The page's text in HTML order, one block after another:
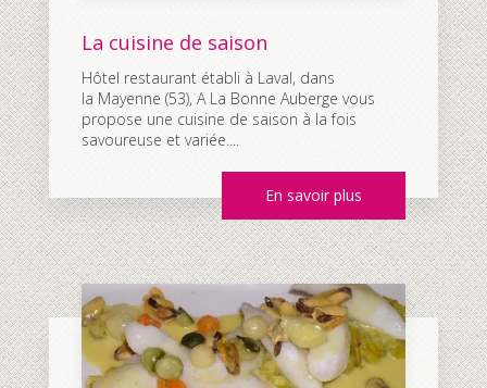
La cuisine de saison
Hôtel restaurant établi à Laval, dans
la Mayenne (53), A La Bonne Auberge vous
propose une cuisine de saison à la fois
savoureuse et variée....
En savoir plus